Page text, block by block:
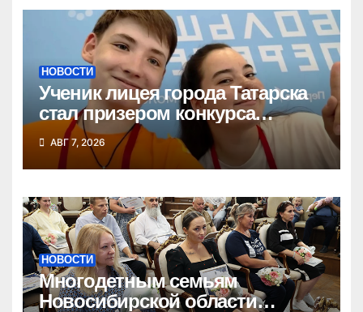
НОВОСТИ
Ученик лицея города Татарска
стал призером конкурса
«Большая перемена»
АВГ 7, 2026
НОВОСТИ
Многодетным семьям
Новосибирской области